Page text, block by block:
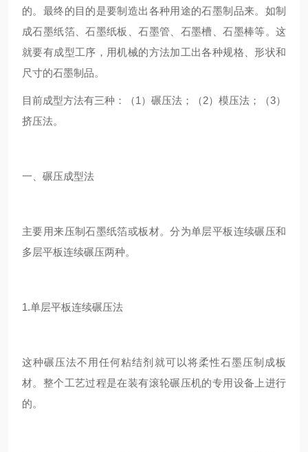
的。最终的目的是要制造出各种用途的石墨制品来。如制
成石墨纸箔、石墨纸板、石墨管、石墨槽、石墨棒等。这
就要有成型工序，用机械的方法加工出各种规格、形状和
尺寸的石墨制品。
目前成型方法有三种：（1）碾压法；（2）模压法；（3）
挤压法。
一、碾压成型法
主要用来压制石墨纸箔或板材。分为单层平板连续碾压和
多层平板连续碾压两种。
1.单层平板连续碾压法
这种碾压法不用任何粘结剂就可以将柔性石墨压制成板
材。整个工艺过程是在装有滚轮碾压机的专用设备上进行
的。